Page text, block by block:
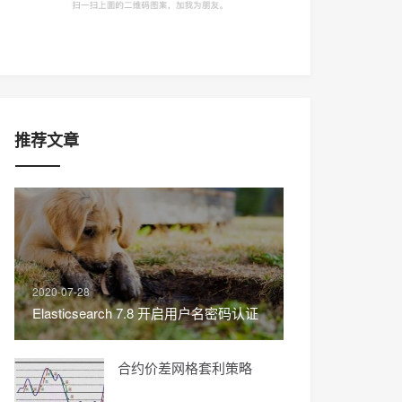
推荐文章
2020-07-28
Elasticsearch 7.8 开启用户名密码认证
合约价差网格套利策略